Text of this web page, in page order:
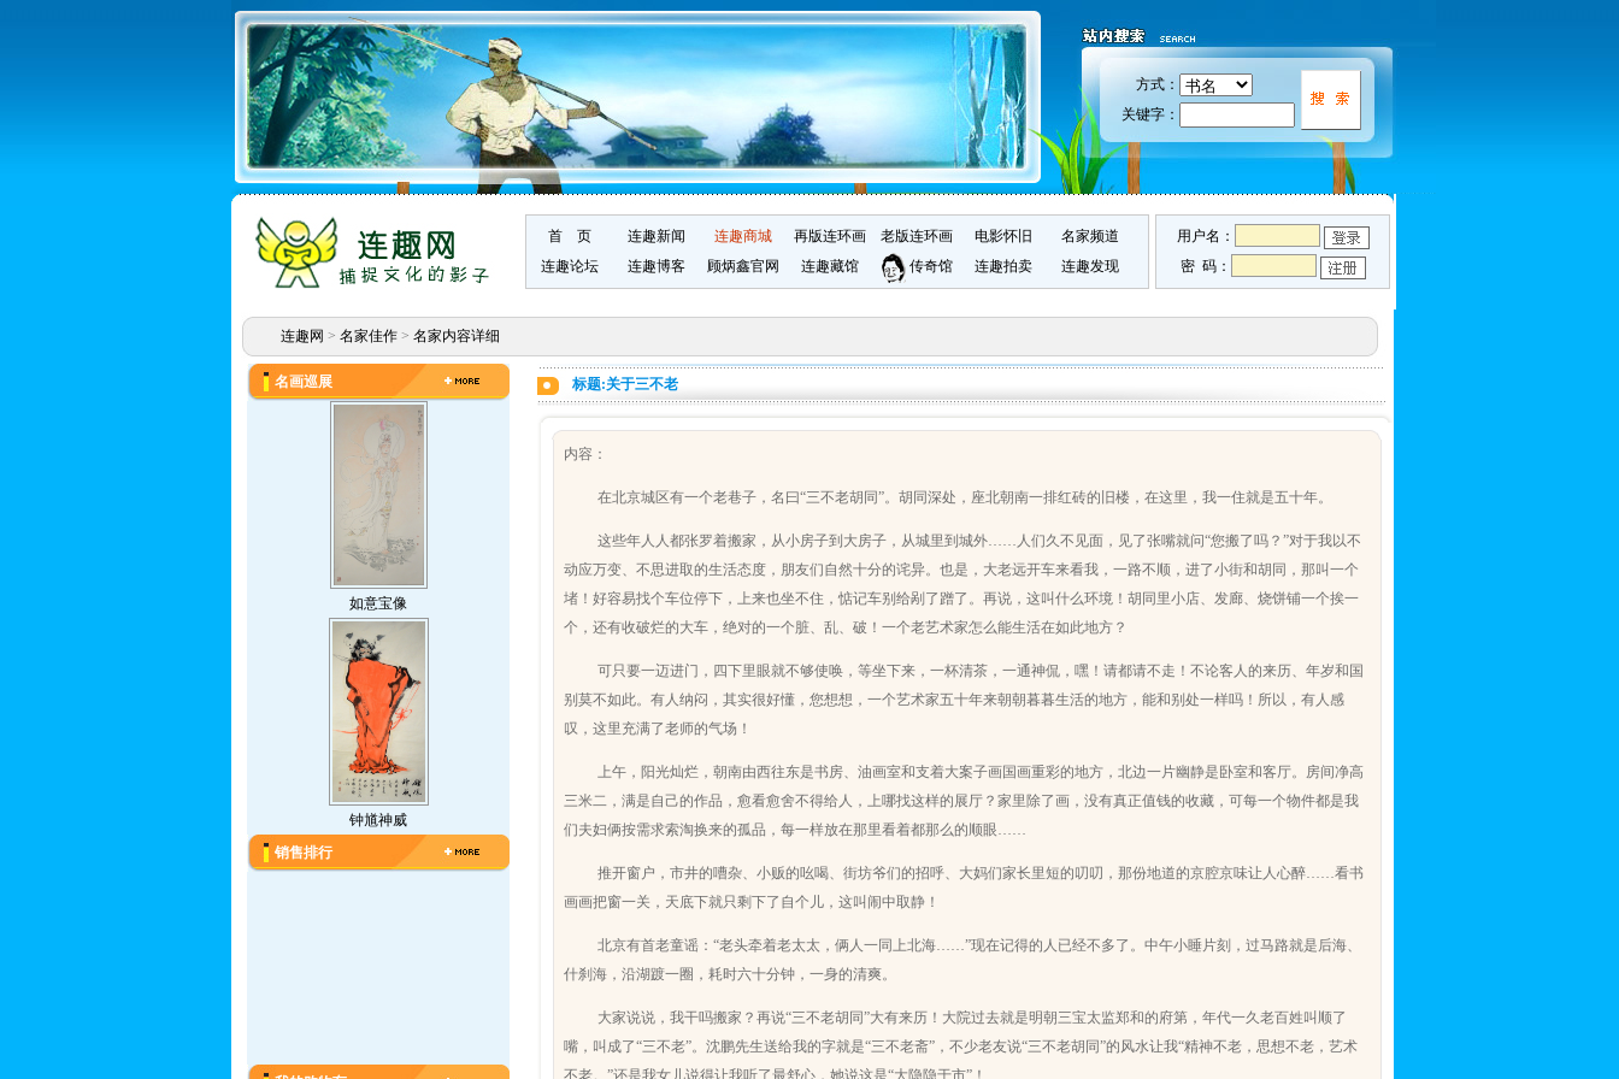
方式：
关键字：
首 页 连趣新闻 连趣商城 再版连环画 老版连环画 电影怀旧
名家频道
连趣论坛
连趣博客 顾炳鑫官网 连趣藏馆 传奇馆 连趣拍卖 连趣发现
用户名：
密 码：
连趣网 > 名家佳作> 名家内容详细
名画巡展
如意宝像
钟馗神威
销售排行
标题:关于三不老
内容：
在北京城区有一个老巷子，名曰“三不老胡同”。胡同深处，座北朝南一排红砖的旧楼，在这里，我一住就是五十年。
这些年人人都张罗着搬家，从小房子到大房子，从城里到城外……人们久不见面，见了张嘴就问“您搬了吗？”对于我以不
动应万变、不思进取的生活态度，朋友们自然十分的诧异。也是，大老远开车来看我，一路不顺，进了小街和胡同，那叫一个
堵！好容易找个车位停下，上来也坐不住，惦记车别给剐了蹭了。再说，这叫什么环境！胡同里小店、发廊、烧饼铺一个挨一
个，还有收破烂的大车，绝对的一个脏、乱、破！一个老艺术家怎么能生活在如此地方？
可只要一迈进门，四下里眼就不够使唤，等坐下来，一杯清茶，一通神侃，嘿！请都请不走！不论客人的来历、年岁和国
别莫不如此。有人纳闷，其实很好懂，您想想，一个艺术家五十年来朝朝暮暮生活的地方，能和别处一样吗！所以，有人感
叹，这里 充满了老师的气场！
上午，阳光灿烂，朝南由西往东是书房、油画室和支着大案子画国画重彩的地方，北边一片幽静是卧室和客厅。房间净高
三米二，满是自己的作品，愈看愈舍不得给人，上哪找这样的展厅？家里除了画，没有真正值钱的收藏，可每一个物件都是我
们夫妇俩按需求索淘换来的孤品，每一样放在那里看着都那么的顺眼……
推开窗户，市井的嘈杂、小贩的吆喝、街坊爷们的招呼、大妈们家长里短的叨叨，那份地道的京腔京味让人心醉……看书
画画把窗一关，天底下就只剩下了自个儿，这叫闹中取静！
北京有首老童谣：“老头牵着老太太，俩人一同上北海……”现在记得的人已经不多了。中午小睡片刻，过马路就是后海、
什刹海，沿湖踱一圈，耗时六十分钟，一身的清爽。
大家说说，我干吗搬家？再说“三不老胡同”大有来历！大院过去就是明朝三宝太监郑和的府第，年代一久老百姓叫顺了
嘴，叫成了“三不老”。 沈鹏先生送给我的字就是“三不老斋”，不少老友说“三不老胡同”的风水让我“精神不老，思想不老，艺术
不老。”还是我女儿说得让我听了最舒心，她说这是“大隐隐于市”！